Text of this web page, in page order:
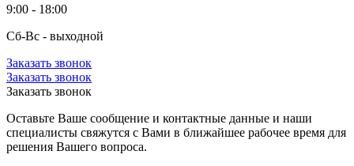
9:00 - 18:00
Сб-Вс - выходной
Заказать звонок
Заказать звонок
Заказать звонок
Оставьте Ваше сообщение и контактные данные и наши
специалисты свяжутся с Вами в ближайшее рабочее время для
решения Вашего вопроса.